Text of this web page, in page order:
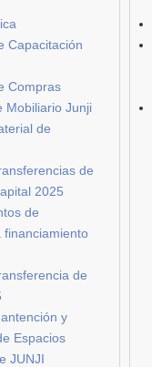
Capacitación
Compras
Mobiliario Junji
de
de
2025
de
financiamiento
de
y
Espacios
JUNJI